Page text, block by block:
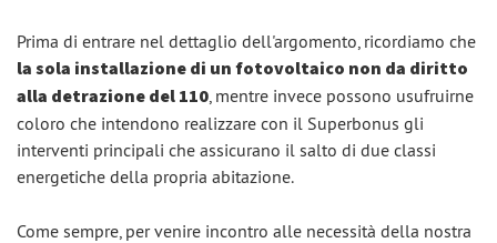
Prima di entrare nel dettaglio dell'argomento, ricordiamo che
la sola installazione di un fotovoltaico non da diritto
alla detrazione del 110, mentre invece possono usufruirne
coloro che intendono realizzare con il Superbonus gli
interventi principali che assicurano il salto di due classi
energetiche della propria abitazione.
Come sempre, per venire incontro alle necessità della nostra